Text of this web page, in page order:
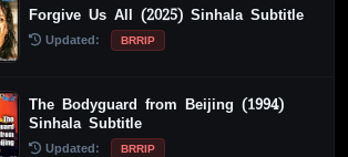
Forgive Us All (2025) Sinhala Subtitle
Updated: BRRIP
The Bodyguard from Beijing (1994)
Sinhala Subtitle
Updated: BRRIP